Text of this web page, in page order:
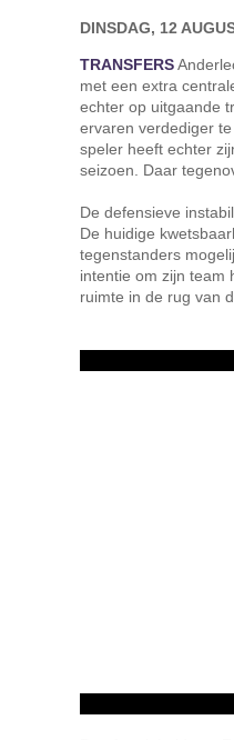
DINSDAG, 12
TRANSFERS
met een extra
echter op uitgaande
ervaren verdediger
speler heeft echter
seizoen. Daar
De defensieve
De huidige
tegenstanders
intentie om zijn team
ruimte in de rug van